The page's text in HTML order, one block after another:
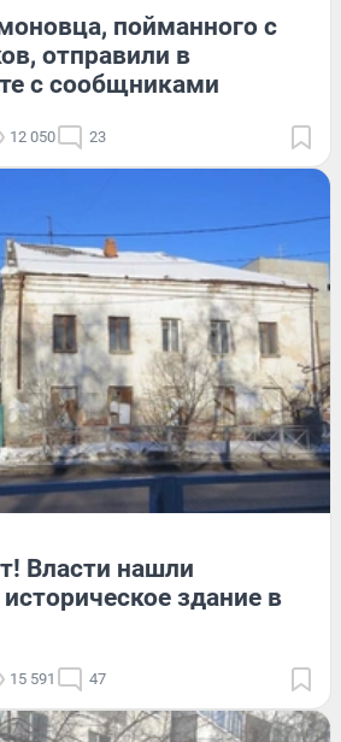
пойманного с
отправили в
с сообщниками
12 050 23
Власти нашли
здание в
15 591 47